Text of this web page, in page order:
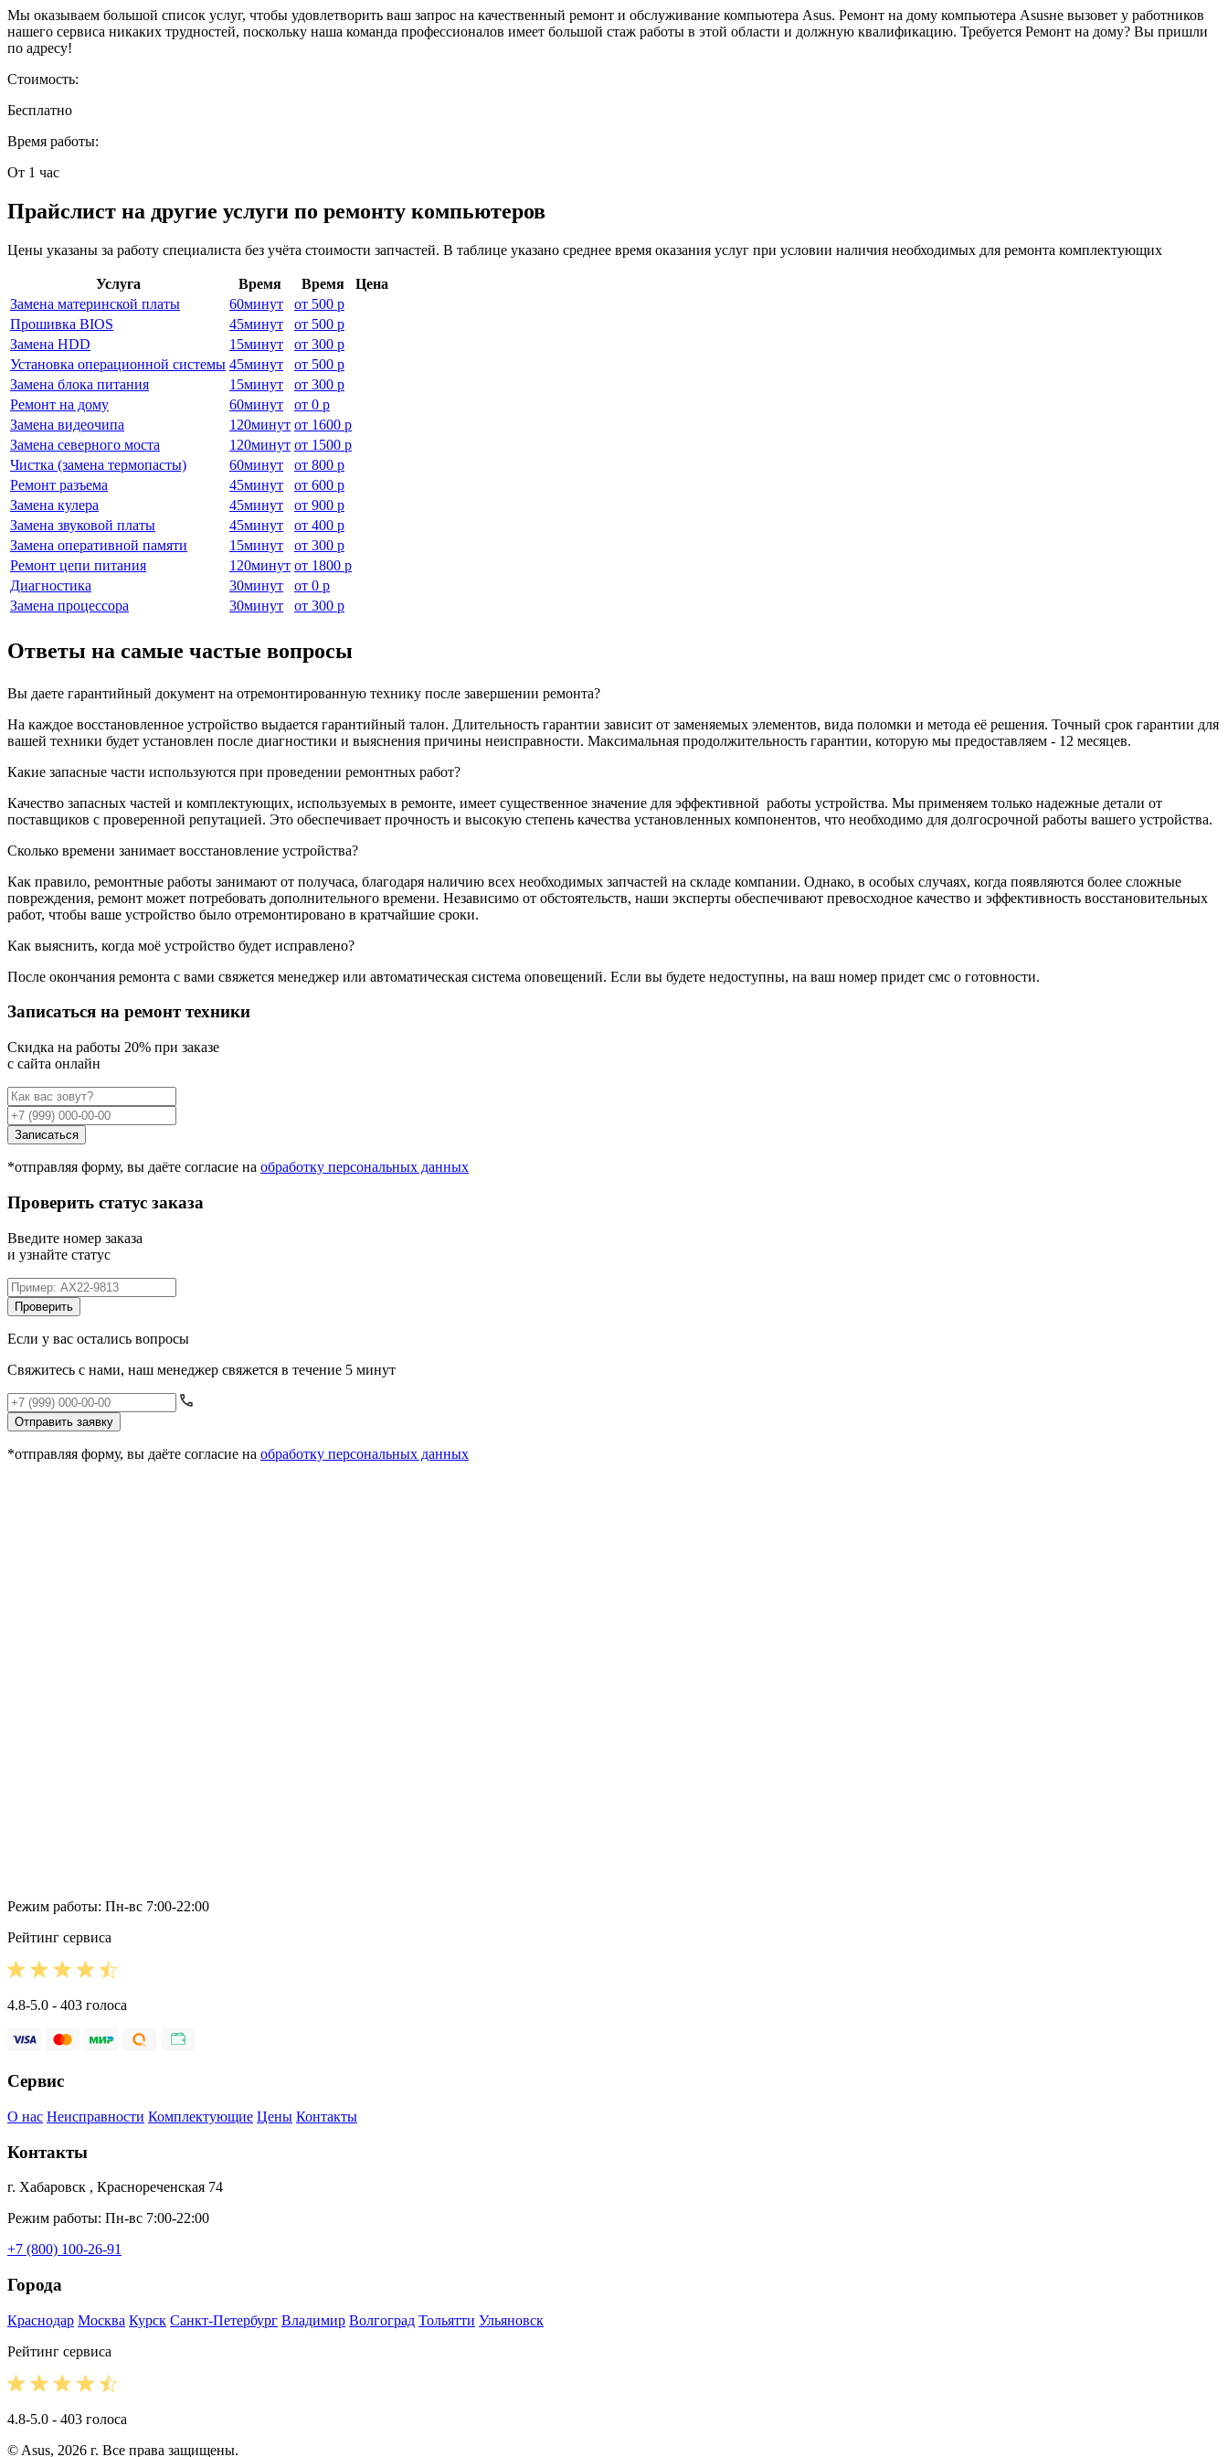
Мы оказываем большой список услуг, чтобы удовлетворить ваш запрос на качественный ремонт и обслуживание компьютера Asus. Ремонт на дому компьютера Asusне вызовет у работников
нашего сервиса никаких трудностей, поскольку наша команда профессионалов имеет большой стаж работы в этой области и должную квалификацию. Требуется Ремонт на дому? Вы пришли
по адресу!
Стоимость:
Бесплатно
Время работы:
От 1 час
Прайслист на другие услуги по ремонту компьютеров
Цены указаны за работу специалиста без учёта стоимости запчастей. В таблице указано среднее время оказания услуг при условии наличия необходимых для ремонта комплектующих
Услуга Время Время
Цена
Замена материнской платы
60минут от 500 р
Прошивка BIOS
45минут от 500 р
Замена HDD
15минут от 300 р
Установка операционной системы 45минут от 500 р
Замена блока питания
15минут от 300 р
Ремонт на дому
60минут от 0 р
Замена видеочипа
120минут от 1600 р
Замена северного моста
120минут от 1500 р
Чистка (замена термопасты)
60минут от 800 р
Ремонт разъема
45минут от 600 р
Замена кулера
45минут от 900 р
Замена звуковой платы
45минут от 400 р
Замена оперативной памяти
15минут от 300 р
Ремонт цепи питания
120минут от 1800 р
Диагностика
30минут от 0 р
Замена процессора
30минут от 300 р
Ответы на самые частые вопросы
Вы даете гарантийный документ на отремонтированную технику после завершении ремонта?
На каждое восстановленное устройство выдается гарантийный талон. Длительность гарантии зависит от заменяемых элементов, вида поломки и метода её решения. Точный срок гарантии для
вашей техники будет установлен после диагностики и выяснения причины неисправности. Максимальная продолжительность гарантии, которую мы предоставляем - 12 месяцев.
Какие запасные части используются при проведении ремонтных работ?
Качество запасных частей и комплектующих, используемых в ремонте, имеет существенное значение для эффективной работы устройства. Мы применяем только надежные детали от
поставщиков с проверенной репутацией. Это обеспечивает прочность и высокую степень качества установленных компонентов, что необходимо для долгосрочной работы вашего устройства.
Сколько времени занимает восстановление устройства?
Как правило, ремонтные работы занимают от получаса, благодаря наличию всех необходимых запчастей на складе компании. Однако, в особых случаях, когда появляются более сложные
повреждения, ремонт может потребовать дополнительного времени. Независимо от обстоятельств, наши эксперты обеспечивают превосходное качество и эффективность восстановительных
работ, чтобы ваше устройство было отремонтировано в кратчайшие сроки.
Как выяснить, когда моё устройство будет исправлено?
После окончания ремонта с вами свяжется менеджер или автоматическая система оповещений. Если вы будете недоступны, на ваш номер придет смс о готовности.
Записаться на ремонт техники
Cкидка на работы 20% при заказе
с сайта онлайн
Записаться
*отправляя форму, вы даёте согласие на обработку персональных данных
Проверить статус заказа
Введите номер заказа
и узнайте статус
Проверить
Если у вас остались вопросы
Свяжитесь с нами, наш менеджер свяжется в течение 5 минут
Отправить заявку
*отправляя форму, вы даёте согласие на обработку персональных данных
Режим работы: Пн-вс 7:00-22:00
Рейтинг сервиса
4.8-5.0 - 403 голоса
Сервис
О нас Неисправности Комплектующие Цены Контакты
Контакты
г. Хабаровск , Краснореченская 74
Режим работы: Пн-вс 7:00-22:00
+7 (800) 100-26-91
Города
Краснодар Москва Курск Санкт-Петербург Владимир Волгоград Тольятти Ульяновск
Рейтинг сервиса
4.8-5.0 - 403 голоса
© Asus, 2026 г. Все права защищены.